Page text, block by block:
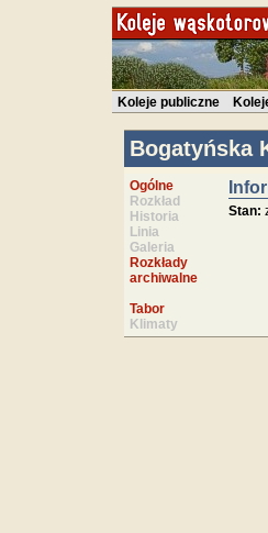
Koleje publiczne
Bogatyńska
Ogólne
Rozkład
Historia
Linia
Galeria
Rozkłady
archiwalne
Tabor
Klimaty
Stan: